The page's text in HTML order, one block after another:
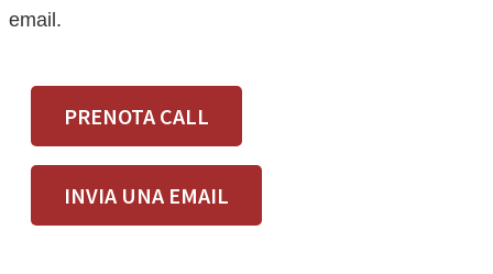
email.
PRENOTA CALL
INVIA UNA EMAIL